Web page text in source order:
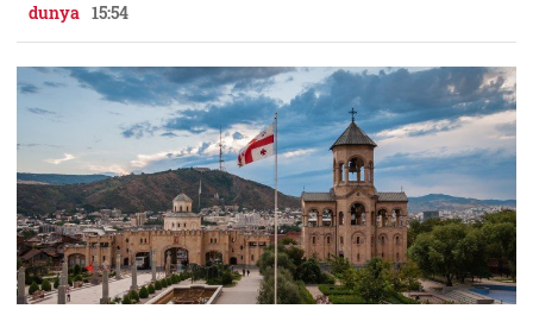
dunya 15:54